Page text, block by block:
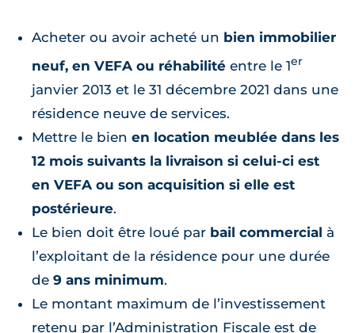
Acheter ou avoir acheté un bien immobilier
neuf, en VEFA ou réhabilité entre le 1er
janvier 2013 et le 31 décembre 2021 dans une
résidence neuve de services.
Mettre le bien en location meublée dans les
12 mois suivants la livraison si celui-ci est
en VEFA ou son acquisition si elle est
postérieure.
Le bien doit être loué par bail commercial à
l’exploitant de la résidence pour une durée
de 9 ans minimum.
Le montant maximum de l’investissement
retenu par l’Administration Fiscale est de